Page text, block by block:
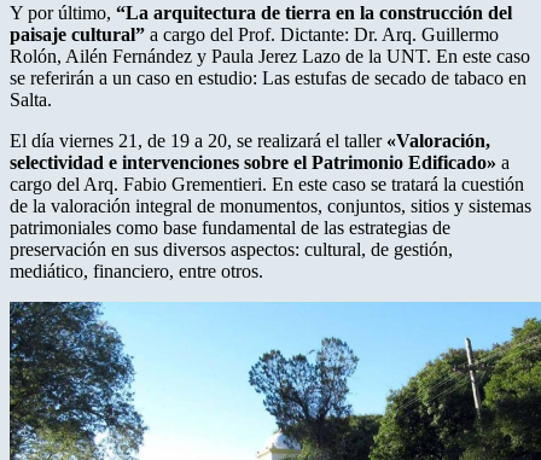
Y por último, “La arquitectura de tierra en la construcción del
paisaje cultural” a cargo del Prof. Dictante: Dr. Arq. Guillermo
Rolón, Ailén Fernández y Paula Jerez Lazo de la UNT. En este caso
se referirán a un caso en estudio: Las estufas de secado de tabaco en
Salta.
El día viernes 21, de 19 a 20, se realizará el taller «Valoración,
selectividad e intervenciones sobre el Patrimonio Edificado» a
cargo del Arq. Fabio Grementieri. En este caso se tratará la cuestión
de la valoración integral de monumentos, conjuntos, sitios y sistemas
patrimoniales como base fundamental de las estrategias de
preservación en sus diversos aspectos: cultural, de gestión,
mediático, financiero, entre otros.